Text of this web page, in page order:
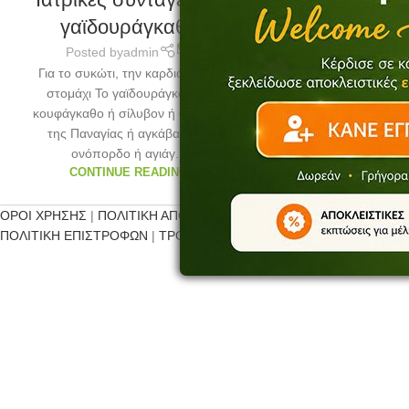
γαϊδουράγκαθο
Posted byadmin
Για το συκώτι, την καρδιά και το
στομάχι Το γαϊδουράγκαθο ή
κουφάγκαθο ή σίλυβον ή σίλυβον
της Παναγίας ή αγκάβατος ή
ονόπορδο ή αγιάγ...
CONTINUE READING
ΟΡΟΙ ΧΡΗΣΗΣ | ΠΟΛΙΤΙΚΗ ΑΠΟΡΡΗΤΟΥ
ΠΟΛΙΤΙΚΗ ΕΠΙΣΤΡΟΦΩΝ | ΤΡΟΠΟΙ ΠΛΗΡΩΜΗΣ